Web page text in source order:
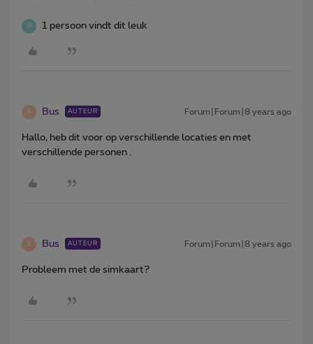
W 1 persoon vindt dit leuk
B Bus AUTEUR Forum|Forum|8 years ago
Hallo, heb dit voor op verschillende locaties en met
verschillende personen .
B Bus AUTEUR Forum|Forum|8 years ago
Probleem met de simkaart?